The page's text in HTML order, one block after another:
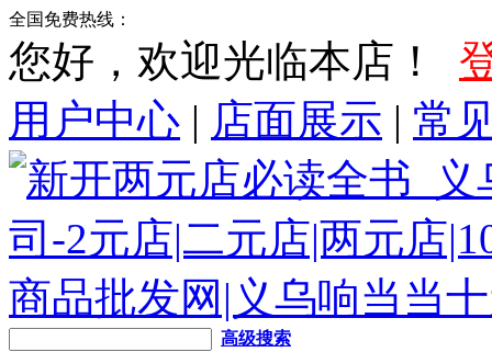
全国免费热线：
您好，欢迎光临本店！
用户中心 | 店面展示 | 常
高级搜索